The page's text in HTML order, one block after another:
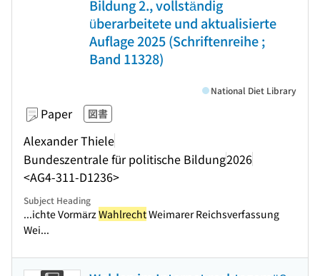
Bildung 2., vollständig
überarbeitete und aktualisierte
Auflage 2025 (Schriftenreihe ;
Band 11328)
Paper 図書
Alexander Thiele
Bundeszentrale für politische Bildung2026
<AG4-311-D1236>
National Diet Library
Subject Heading
...ichte VormärzWahlrechtWeimarer Reichsverfassung
Wei...